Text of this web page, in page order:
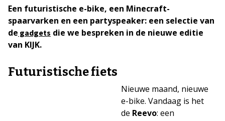
Een futuristische e-bike, een Minecraft-
spaarvarken en een partyspeaker: een selectie van
de gadgets die we bespreken in de nieuwe editie
van KIJK.
Futuristische fiets
Nieuwe maand, nieuwe
e-bike. Vandaag is het
de Reevo: een